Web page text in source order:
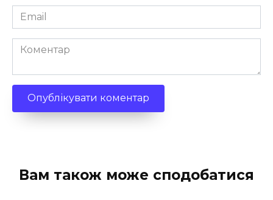
Email
*
Коментар
Вам також може сподобатися